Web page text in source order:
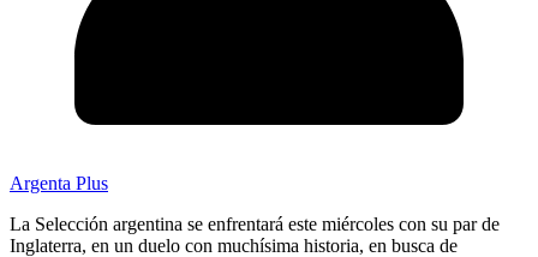
Argenta Plus
La Selección argentina se enfrentará este miércoles con su par de
Inglaterra, en un duelo con muchísima historia, en busca de